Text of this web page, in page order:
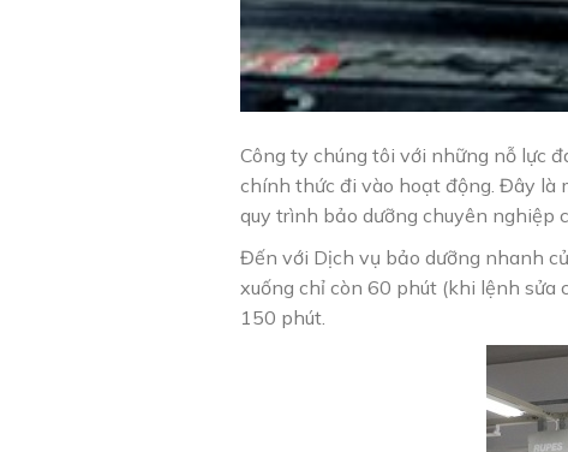
Công ty chúng tôi với những nỗ lực
chính thức đi vào hoạt động. Đây là
quy trình bảo dưỡng chuyên nghiệp
Đến với Dịch vụ bảo dưỡng nhanh
xuống chỉ còn 60 phút (khi lệnh sửa
150 phút.